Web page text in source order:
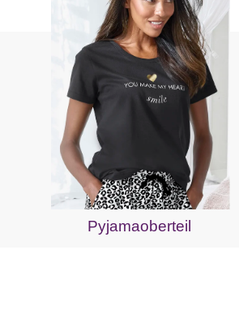
Pyjamaoberteil